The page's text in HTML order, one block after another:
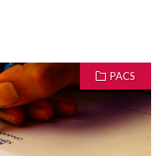
PACS